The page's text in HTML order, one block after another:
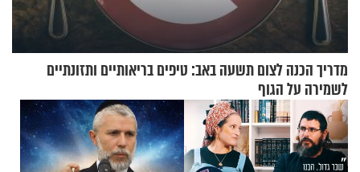
מדריך הכנה לצום תשעה באב: טיפים בריאותיים ותזונתיים
לשמירה על הגוף